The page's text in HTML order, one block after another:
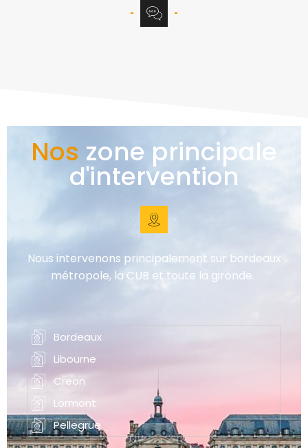
Nos zone principale
d'intervention
Nous intervenons principalement sur bordeaux
métropole, la CUB et toute la gironde.
Bordeaux
Libourne
Creon
Lormont
Pellegrue